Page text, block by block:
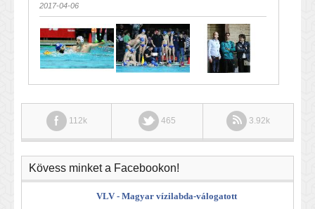
2017-04-06
112k 465 3.92k
Kövess minket a Facebookon!
VLV - Magyar vízilabda-válogatott